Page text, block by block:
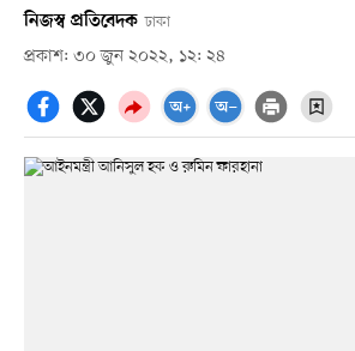
নিজস্ব প্রতিবেদক ঢাকা
প্রকাশ: ৩০ জুন ২০২২, ১২: ২৪